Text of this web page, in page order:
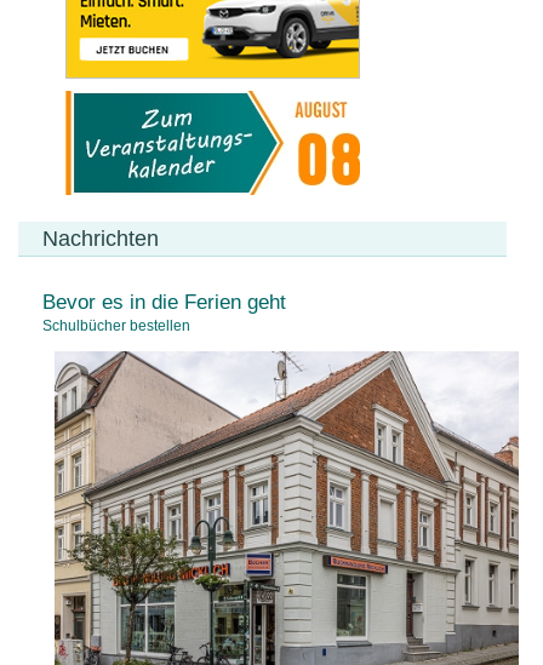
Nachrichten
Bevor es in die Ferien geht
Schulbücher bestellen